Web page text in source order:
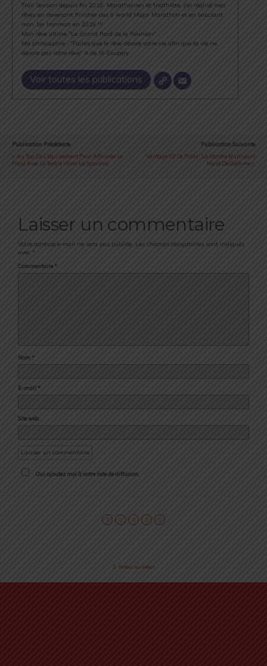
Trail Session depuis fin 2018. Marathonien et triathlète, j'ai réalisé mes
rêves en devenant finisher des 6 world Major Marathon et en bouclant
mon 1er Ironman en 2019 !!!
Mon rêve ultime "Le Grand Raid de la Réunion"...
Ma philosophie : "Faites que le rêve dévore votre vie afin que la vie ne
dévore pas votre rêve" A.de St-Exupéry
Voir toutes les publications
Publication Précédente
Au Top De L'équipement Pour Affronter Le
Froid Avec Le Textile Hiver La Sportiva
Publication Suivante
Vantage V2 De Polar : La Montre Multisport
Haut De Gamme
Laisser un commentaire
Votre adresse e-mail ne sera pas publiée. Les champs obligatoires sont indiqués
avec *
Commentaire *
Nom *
E-mail *
Site web
Oui, ajoutez moi à votre liste de diffusion.
Retour au début